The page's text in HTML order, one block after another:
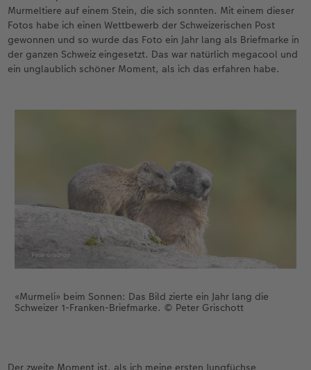
Murmeltiere auf einem Stein, die sich sonnten. Mit einem dieser
Fotos habe ich einen Wettbewerb der Schweizerischen Post
gewonnen und so wurde das Foto ein Jahr lang als Briefmarke in
der ganzen Schweiz eingesetzt. Das war natürlich megacool und
ein unglaublich schöner Moment, als ich das erfahren habe.
«Murmeli» beim Sonnen: Das Bild zierte ein Jahr lang die
Schweizer 1-Franken-Briefmarke. © Peter Grischott
Der zweite Moment ist, als ich meine ersten Jungfüchse